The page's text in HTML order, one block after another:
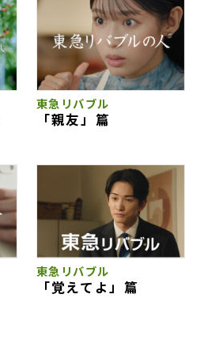
東急リバブル
「親友」篇
東急リバブル
「覚えてよ」篇